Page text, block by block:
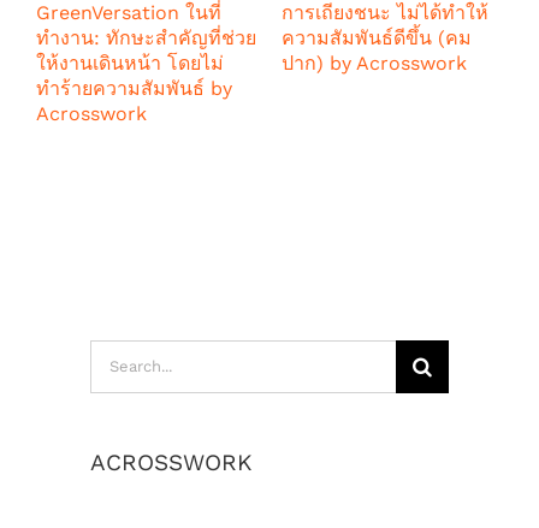
GreenVersation ในที่
ทำงาน: ทักษะสำคัญที่ช่วย
ให้งานเดินหน้า โดยไม่
ทำร้ายความสัมพันธ์ by
Acrosswork
การเถียงชนะ ไม่ได้ทำให้
ความสัมพันธ์ดีขึ้น (คม
ปาก) by Acrosswork
Search
for:
ACROSSWORK